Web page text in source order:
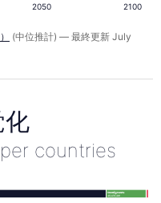
2050 2100
(中位推計) — 最終更新 July
countries